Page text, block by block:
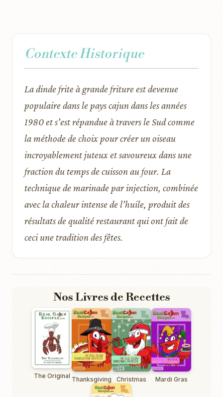
Contexte Historique
La dinde frite à grande friture est devenue
populaire dans le pays cajun dans les années
1980 et s’est répandue à travers le Sud comme
la méthode de choix pour créer un oiseau
incroyablement juteux et savoureux dans une
fraction du temps de cuisson au four. La
technique de marinade par injection, combinée
avec la chaleur intense de l’huile, produit des
résultats de qualité restaurant qui ont fait de
ceci une tradition des fêtes.
Nos Livres de Recettes
The Original Thanksgiving Christmas Mardi Gras